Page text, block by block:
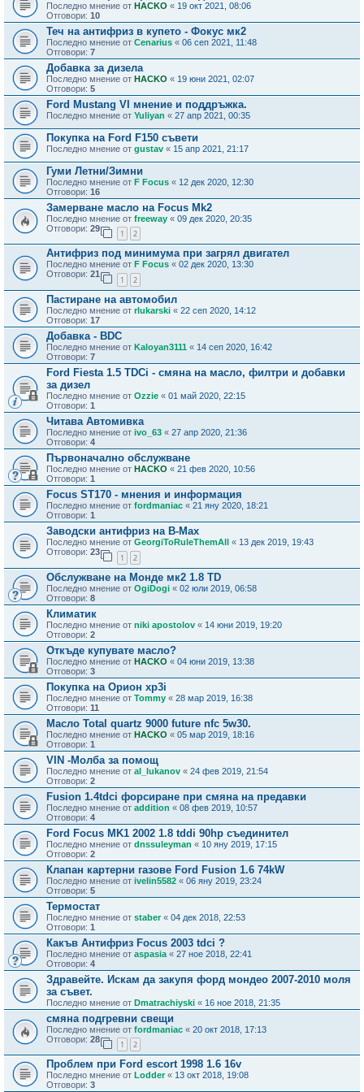
Последно мнение от HACKO « 19 окт 2021, 08:06
Отговори: 10
Теч на антифриз в купето - Фокус мк2
Последно мнение от Cenarius « 06 сеп 2021, 11:48
Отговори: 7
Добавка за дизела
Последно мнение от HACKO « 19 юни 2021, 02:07
Отговори: 5
Ford Mustang VI мнение и поддръжка.
Последно мнение от Yuliyan « 27 апр 2021, 00:35
Покупка на Ford F150 съвети
Последно мнение от gustav « 15 апр 2021, 21:17
Гуми Летни/Зимни
Последно мнение от F Focus « 12 дек 2020, 12:30
Отговори: 16
Замерване масло на Focus Mk2
Последно мнение от freeway « 09 дек 2020, 20:35
Отговори: 29
1 2
Антифриз под минимума при загрял двигател
Последно мнение от F Focus « 02 дек 2020, 13:30
Отговори: 21
1 2
Пастиране на автомобил
Последно мнение от rlukarski « 22 сеп 2020, 14:12
Отговори: 17
Добавка - BDC
Последно мнение от Kaloyan3111 « 14 сеп 2020, 16:42
Отговори: 7
Ford Fiesta 1.5 TDCi - смяна на масло, филтри и добавки
за дизел
Последно мнение от Ozzie « 01 май 2020, 22:15
Отговори: 1
Читава Автомивка
Последно мнение от ivo_63 « 27 апр 2020, 21:36
Отговори: 4
Първоначално обслужване
Последно мнение от HACKO « 21 фев 2020, 10:56
Отговори: 1
Focus ST170 - мнения и информация
Последно мнение от fordmaniac « 21 яну 2020, 18:21
Отговори: 1
Заводски антифриз на B-Max
Последно мнение от GeorgiToRuleThemAll « 13 дек 2019, 19:43
Отговори: 23
1 2
Обслужване на Монде мк2 1.8 TD
Последно мнение от OgiDogi « 02 юли 2019, 06:58
Отговори: 8
Климатик
Последно мнение от niki apostolov « 14 юни 2019, 19:20
Отговори: 2
Откъде купувате масло?
Последно мнение от HACKO « 04 юни 2019, 13:38
Отговори: 3
Покупка на Орион хр3i
Последно мнение от Tommy « 28 мар 2019, 16:38
Отговори: 11
Масло Total quartz 9000 future nfc 5w30.
Последно мнение от HACKO « 05 мар 2019, 18:16
Отговори: 1
VIN -Молба за помощ
Последно мнение от al_lukanov « 24 фев 2019, 21:54
Отговори: 2
Fusion 1.4tdci форсиране при смяна на предавки
Последно мнение от addition « 08 фев 2019, 10:57
Отговори: 4
Ford Focus MK1 2002 1.8 tddi 90hp съединител
Последно мнение от dnssuleyman « 10 яну 2019, 17:15
Отговори: 2
Клапан картерни газове Ford Fusion 1.6 74kW
Последно мнение от ivelin5582 « 06 яну 2019, 23:24
Отговори: 5
Термостат
Последно мнение от staber« 04 дек 2018, 22:53
Отговори: 1
Какъв Антифриз Focus 2003 tdci ?
Последно мнение от aspasia « 27 ное 2018, 22:41
Отговори: 4
Здравейте. Искам да закупя форд мондео 2007-2010 моля
за съвет.
Последно мнение от Dmatrachiyski « 16 ное 2018, 21:35
смяна подгревни свещи
Последно мнение от fordmaniac « 20 окт 2018, 17:13
Отговори: 28
1 2
Проблем при Ford escort 1998 1.6 16v
Последно мнение от Lodder« 13 окт 2018, 19:08
Отговори: 3